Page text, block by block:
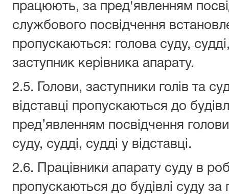
працюють, за пред'явленням
службового посвідчення
пропускаються: голова суду,
заступник керівника апарату.
2.5. Голови, заступники голів та
відставці пропускаються до
пред’явленням посвідчення
суду, судді, судді у відставці.
2.6. Працівники апарату суду в
пропускаються до будівлі суду